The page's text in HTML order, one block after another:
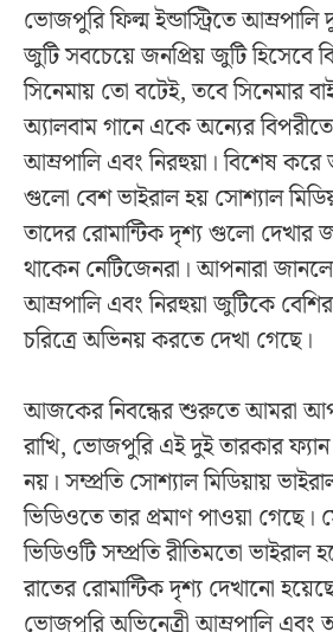
ভোজপুরি ফিল্ম ইন্ডাস্ট্রিতে
জুটি সবচেয়ে জনপ্রিয় জুটি হিসেবে
সিনেমায় তো বটেই, তবে সিনেমার
অ্যালবাম গানে একে অন্যের
আম্রপালি এবং নিরহুয়া। বিশেষ করে
গুলো বেশ ভাইরাল হয় সোশ্যাল
তাদের রোমান্টিক দৃশ্য গুলো
থাকেন নেটিজেনরা। আপনারা
আম্রপালি এবং নিরহুয়া জুটিকে
চরিত্রে অভিনয় করতে দেখা গেছে।
আজকের নিবন্ধের শুরুতে আমরা
রাখি, ভোজপুরি এই দুই তারকার
নয়। সম্প্রতি সোশ্যাল মিডিয়ায়
ভিডিওতে তার প্রমাণ পাওয়া গেছে।
ভিডিওটি সম্প্রতি রীতিমতো ভাইরাল
রাতের রোমান্টিক দৃশ্য দেখানো
ভোজপুরি অভিনেত্রী আম্রপালি এবং